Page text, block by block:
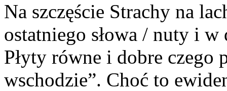
Na szczęście Strachy na
ostatniego słowa / nuty i
Płyty równe i dobre czego
wschodzie”. Choć to